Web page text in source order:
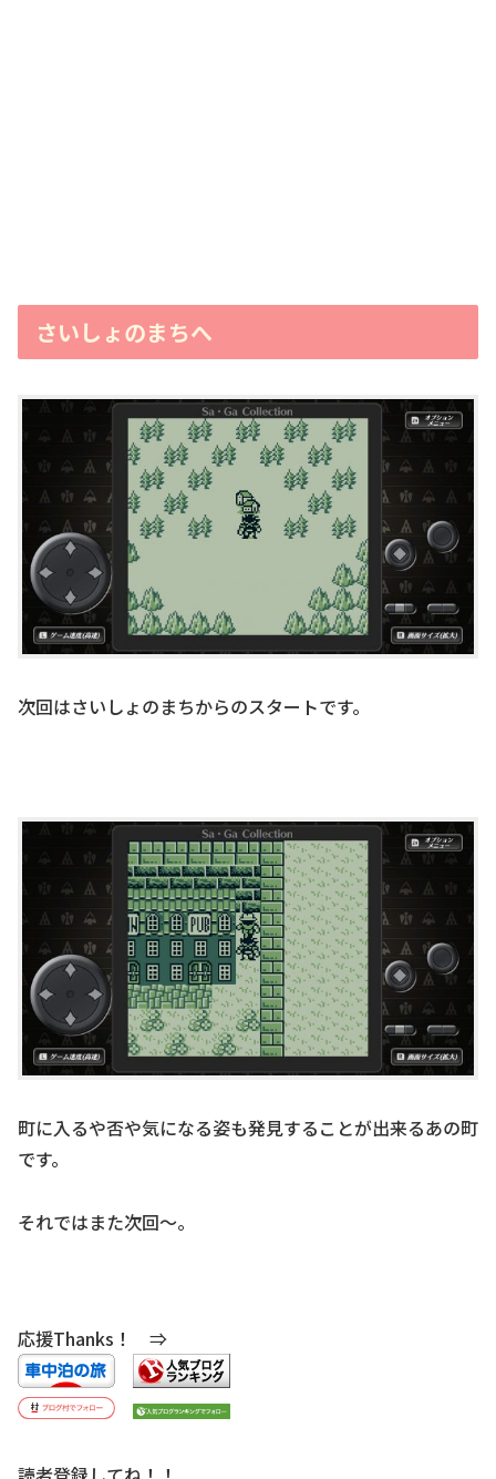
さいしょのまちへ
次回はさいしょのまちからのスタートです。
町に入るや否や気になる姿も発見することが出来るあの町
です。
それではまた次回～。
応援Thanks！ ⇒